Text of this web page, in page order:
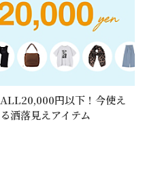
ALL20,000円以下！今使え
る洒落見えアイテム